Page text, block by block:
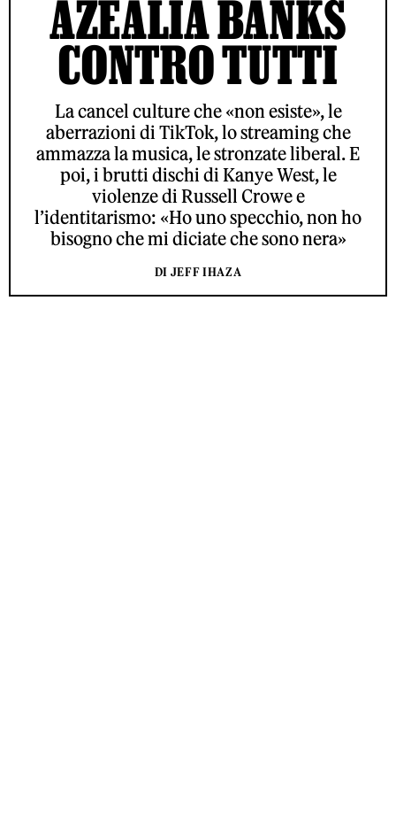
AZEALIA BANKS
CONTRO TUTTI
La cancel culture che «non esiste», le
aberrazioni di TikTok, lo streaming che
ammazza la musica, le stronzate liberal. E
poi, i brutti dischi di Kanye West, le
violenze di Russell Crowe e
l’identitarismo: «Ho uno specchio, non ho
bisogno che mi diciate che sono nera»
DI JEFF IHAZA